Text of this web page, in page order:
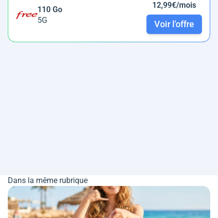
110 Go
5G
12,99€/mois
Voir l'offre
Dans la même rubrique